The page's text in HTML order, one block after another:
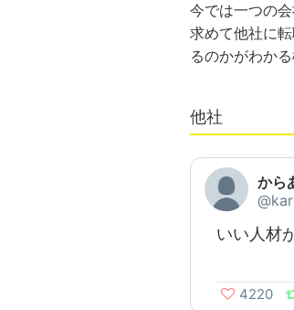
今では一つの
求めて他社に
るのかがわか
他社
から
いい人材
4220